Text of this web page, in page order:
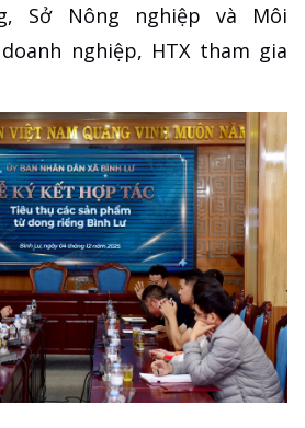
Sở Nông nghiệp và Môi
nghiệp, HTX tham gia